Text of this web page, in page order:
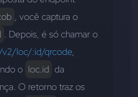
loc/:id/qrcode,
o loc.id da
O retorno traz os